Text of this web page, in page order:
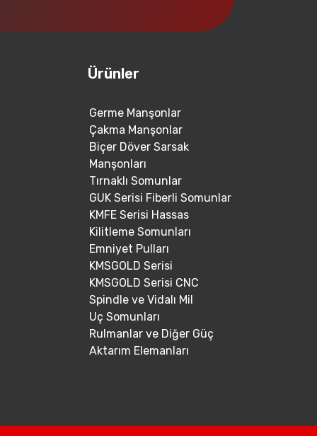
Ürünler
Germe Manşonlar
Çakma Manşonlar
Biçer Döver Sarsak
Manşonları
Tırnaklı Somunlar
GUK Serisi Fiberli Somunlar
KMFE Serisi Hassas
Kilitleme Somunları
Emniyet Pulları
KMSGOLD Serisi
KMSGOLD Serisi CNC
Spindle ve Vidalı Mil
Uç Somunları
Rulmanlar ve Diğer Güç
Aktarım Elemanları